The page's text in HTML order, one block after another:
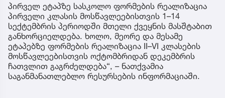
პირველ ეტაპზე სასკოლო ფორმების რეალიზაცია
პირველი კლასის მოსწავლეებისთვის 1–14
სექტემბრის პერიოდში მთელი ქვეყნის მასშტაბით
განხორციელდება. ხოლო, მეორე და მესამე
ეტაპებზე ფორმების რეალიზაცია II–VI კლასების
მოსწავლეებისთვის ოქტომბრიდან დეკემბრის
ჩათვლით გაგრძელდება“, – ნათქვამია
საგანმანათლებლო რესურსების ინფორმაციაში.